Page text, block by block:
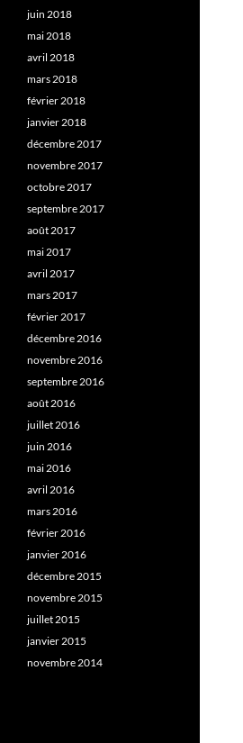
juin 2018
mai 2018
avril 2018
mars 2018
février 2018
janvier 2018
décembre 2017
novembre 2017
octobre 2017
septembre 2017
août 2017
mai 2017
avril 2017
mars 2017
février 2017
décembre 2016
novembre 2016
septembre 2016
août 2016
juillet 2016
juin 2016
mai 2016
avril 2016
mars 2016
février 2016
janvier 2016
décembre 2015
novembre 2015
juillet 2015
janvier 2015
novembre 2014